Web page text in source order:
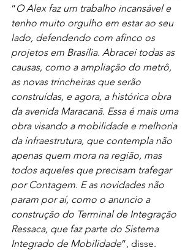
“O Alex faz um trabalho incansável e
tenho muito orgulho em estar ao seu
lado, defendendo com afinco os
projetos em Brasília. Abracei todas as
causas, como a ampliação do metrô,
as novas trincheiras que serão
construídas, e agora, a histórica obra
da avenida Maracanã. Essa é mais uma
obra visando a mobilidade e melhoria
da infraestrutura, que contempla não
apenas quem mora na região, mas
todos aqueles que precisam trafegar
por Contagem. E as novidades não
param por aí, como o anuncio a
construção do Terminal de Integração
Ressaca, que faz parte do Sistema
Integrado de Mobilidade”, disse.